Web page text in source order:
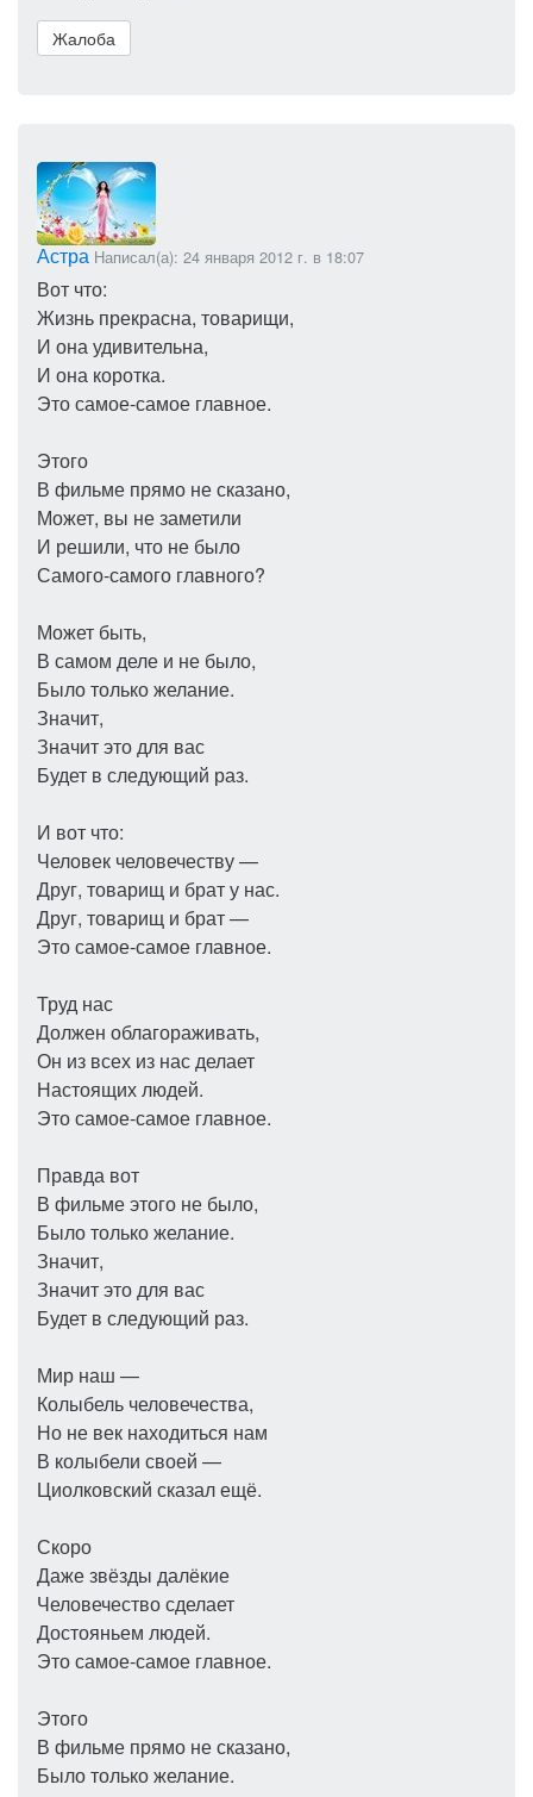
Жалоба
Астра Написал(а): 24 января 2012 г. в 18:07
Вот что:
Жизнь прекрасна, товарищи,
И она удивительна,
И она коротка.
Это самое-самое главное.
Этого
В фильме прямо не сказано,
Может, вы не заметили
И решили, что не было
Самого-самого главного?
Может быть,
В самом деле и не было,
Было только желание.
Значит,
Значит это для вас
Будет в следующий раз.
И вот что:
Человек человечеству —
Друг, товарищ и брат у нас.
Друг, товарищ и брат —
Это самое-самое главное.
Труд нас
Должен облагораживать,
Он из всех из нас делает
Настоящих людей.
Это самое-самое главное.
Правда вот
В фильме этого не было,
Было только желание.
Значит,
Значит это для вас
Будет в следующий раз.
Мир наш —
Колыбель человечества,
Но не век находиться нам
В колыбели своей —
Циолковский сказал ещё.
Скоро
Даже звёзды далёкие
Человечество сделает
Достояньем людей.
Это самое-самое главное.
Этого
В фильме прямо не сказано,
Было только желание.